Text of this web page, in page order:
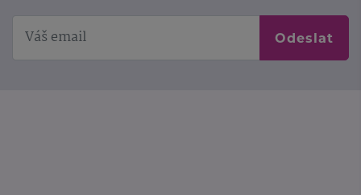
Odeslat